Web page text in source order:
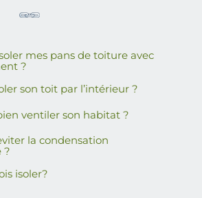
mes pans de toiture avec
?
son toit par l’intérieur ?
ventiler son habitat ?
la condensation
?
isoler?